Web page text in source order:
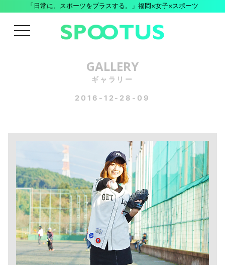
「日常に、スポーツをプラスする。」福岡×女子×スポーツ
menu
GALLERY
ギャラリー
2016-12-28-09